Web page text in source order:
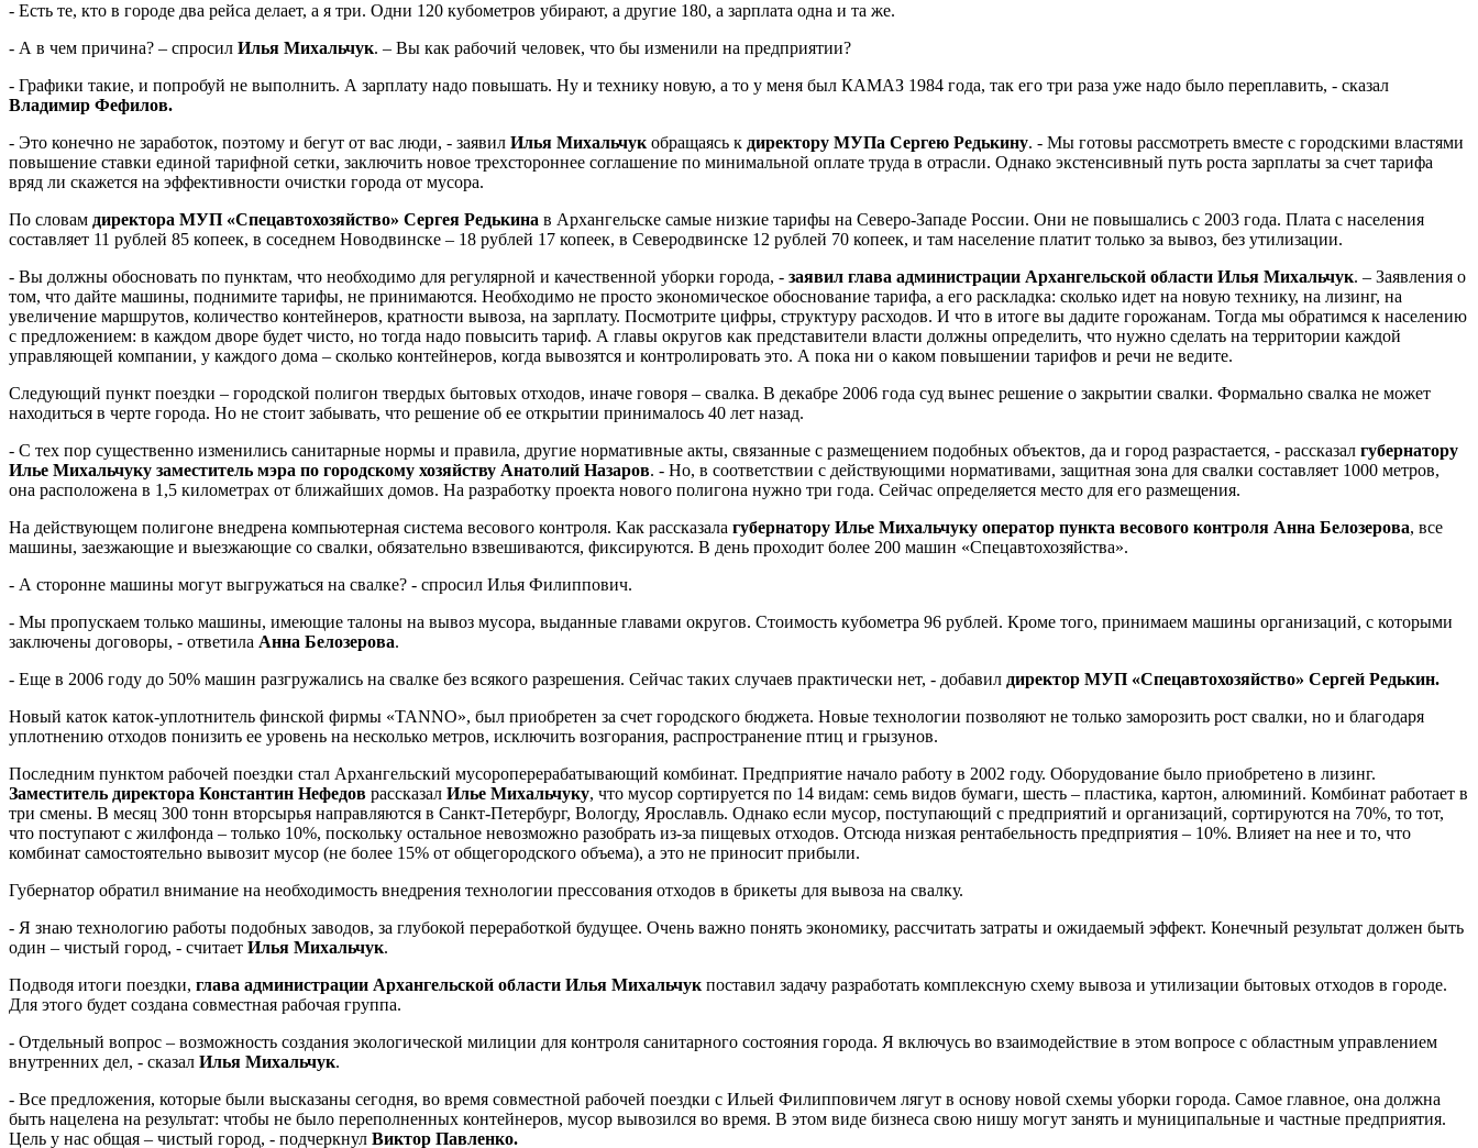
- Есть те, кто в городе два рейса делает, а я три. Одни 120 кубометров убирают, а другие 180, а зарплата одна и та же.
- А в чем причина? – спросил Илья Михальчук. – Вы как рабочий человек, что бы изменили на предприятии?
- Графики такие, и попробуй не выполнить. А зарплату надо повышать. Ну и технику новую, а то у меня был КАМАЗ 1984 года, так его три раза уже надо было переплавить, - сказал
Владимир Фефилов.
- Это конечно не заработок, поэтому и бегут от вас люди, - заявил Илья Михальчук обращаясь к директору МУПа Сергею Редькину. - Мы готовы рассмотреть вместе с городскими властями
повышение ставки единой тарифной сетки, заключить новое трехстороннее соглашение по минимальной оплате труда в отрасли. Однако экстенсивный путь роста зарплаты за счет тарифа
вряд ли скажется на эффективности очистки города от мусора.
По словам директора МУП «Спецавтохозяйство» Сергея Редькина в Архангельске самые низкие тарифы на Северо-Западе России. Они не повышались с 2003 года. Плата с населения
составляет 11 рублей 85 копеек, в соседнем Новодвинске – 18 рублей 17 копеек, в Северодвинске 12 рублей 70 копеек, и там население платит только за вывоз, без утилизации.
- Вы должны обосновать по пунктам, что необходимо для регулярной и качественной уборки города, - заявил глава администрации Архангельской области Илья Михальчук. – Заявления о
том, что дайте машины, поднимите тарифы, не принимаются. Необходимо не просто экономическое обоснование тарифа, а его раскладка: сколько идет на новую технику, на лизинг, на
увеличение маршрутов, количество контейнеров, кратности вывоза, на зарплату. Посмотрите цифры, структуру расходов. И что в итоге вы дадите горожанам. Тогда мы обратимся к населению
с предложением: в каждом дворе будет чисто, но тогда надо повысить тариф. А главы округов как представители власти должны определить, что нужно сделать на территории каждой
управляющей компании, у каждого дома – сколько контейнеров, когда вывозятся и контролировать это. А пока ни о каком повышении тарифов и речи не ведите.
Следующий пункт поездки – городской полигон твердых бытовых отходов, иначе говоря – свалка. В декабре 2006 года суд вынес решение о закрытии свалки. Формально свалка не может
находиться в черте города. Но не стоит забывать, что решение об ее открытии принималось 40 лет назад.
- С тех пор существенно изменились санитарные нормы и правила, другие нормативные акты, связанные с размещением подобных объектов, да и город разрастается, - рассказал губернатору
Илье Михальчуку заместитель мэра по городскому хозяйству Анатолий Назаров. - Но, в соответствии с действующими нормативами, защитная зона для свалки составляет 1000 метров,
она расположена в 1,5 километрах от ближайших домов. На разработку проекта нового полигона нужно три года. Сейчас определяется место для его размещения.
На действующем полигоне внедрена компьютерная система весового контроля. Как рассказала губернатору Илье Михальчуку оператор пункта весового контроля Анна Белозерова, все
машины, заезжающие и выезжающие со свалки, обязательно взвешиваются, фиксируются. В день проходит более 200 машин «Спецавтохозяйства».
- А сторонне машины могут выгружаться на свалке? - спросил Илья Филиппович.
- Мы пропускаем только машины, имеющие талоны на вывоз мусора, выданные главами округов. Стоимость кубометра 96 рублей. Кроме того, принимаем машины организаций, с которыми
заключены договоры, - ответила Анна Белозерова.
- Еще в 2006 году до 50% машин разгружались на свалке без всякого разрешения. Сейчас таких случаев практически нет, - добавил директор МУП «Спецавтохозяйство» Сергей Редькин.
Новый каток каток-уплотнитель финской фирмы «TANNO», был приобретен за счет городского бюджета. Новые технологии позволяют не только заморозить рост свалки, но и благодаря
уплотнению отходов понизить ее уровень на несколько метров, исключить возгорания, распространение птиц и грызунов.
Последним пунктом рабочей поездки стал Архангельский мусороперерабатывающий комбинат. Предприятие начало работу в 2002 году. Оборудование было приобретено в лизинг.
Заместитель директора Константин Нефедов рассказал Илье Михальчуку, что мусор сортируется по 14 видам: семь видов бумаги, шесть – пластика, картон, алюминий. Комбинат работает в
три смены. В месяц 300 тонн вторсырья направляются в Санкт-Петербург, Вологду, Ярославль. Однако если мусор, поступающий с предприятий и организаций, сортируются на 70%, то тот,
что поступают с жилфонда – только 10%, поскольку остальное невозможно разобрать из-за пищевых отходов. Отсюда низкая рентабельность предприятия – 10%. Влияет на нее и то, что
комбинат самостоятельно вывозит мусор (не более 15% от общегородского объема), а это не приносит прибыли.
Губернатор обратил внимание на необходимость внедрения технологии прессования отходов в брикеты для вывоза на свалку.
- Я знаю технологию работы подобных заводов, за глубокой переработкой будущее. Очень важно понять экономику, рассчитать затраты и ожидаемый эффект. Конечный результат должен быть
один – чистый город, - считает Илья Михальчук.
Подводя итоги поездки, глава администрации Архангельской области Илья Михальчук поставил задачу разработать комплексную схему вывоза и утилизации бытовых отходов в городе.
Для этого будет создана совместная рабочая группа.
- Отдельный вопрос – возможность создания экологической милиции для контроля санитарного состояния города. Я включусь во взаимодействие в этом вопросе с областным управлением
внутренних дел, - сказал Илья Михальчук.
- Все предложения, которые были высказаны сегодня, во время совместной рабочей поездки с Ильей Филипповичем лягут в основу новой схемы уборки города. Самое главное, она должна
быть нацелена на результат: чтобы не было переполненных контейнеров, мусор вывозился во время. В этом виде бизнеса свою нишу могут занять и муниципальные и частные предприятия.
Цель у нас общая – чистый город, - подчеркнул Виктор Павленко.